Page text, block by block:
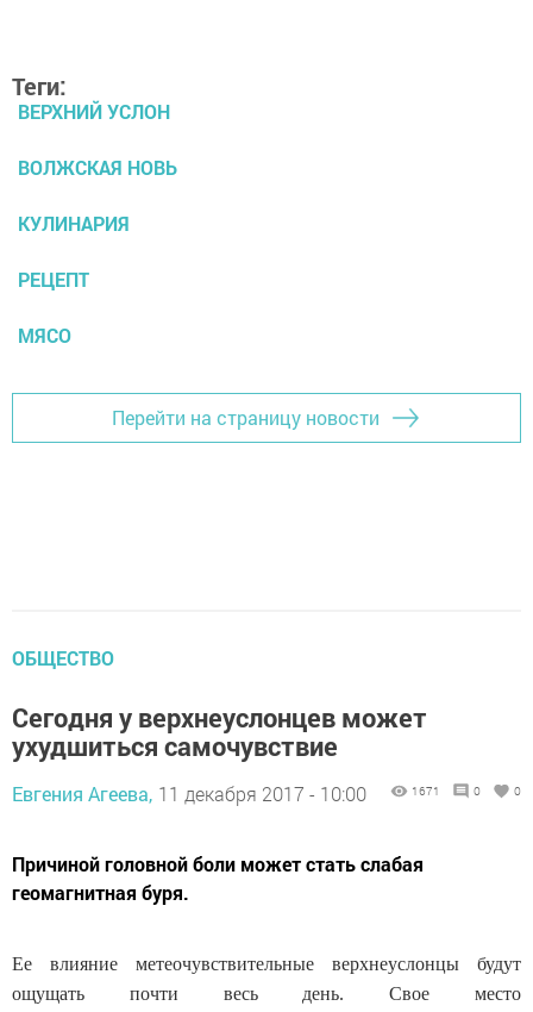
Теги:
ВЕРХНИЙ УСЛОН
ВОЛЖСКАЯ НОВЬ
КУЛИНАРИЯ
РЕЦЕПТ
МЯСО
Перейти на страницу новости
ОБЩЕСТВО
Сегодня у верхнеуслонцев может
ухудшиться самочувствие
Евгения Агеева, 11 декабря 2017 - 10:00 1671 0 0
Причиной головной боли может стать слабая
геомагнитная буря.
Ее влияние метеочувствительные верхнеуслонцы будут
ощущать почти весь день. Свое место